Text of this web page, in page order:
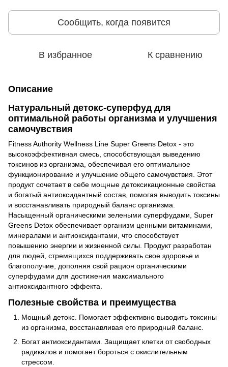
Сообщить, когда появится
В избранное К сравнению
Описание
Натуральный детокс-суперфуд для
оптимальной работы организма и улучшения
самочувствия
Fitness Authority Wellness Line Super Greens Detox - это
высокоэффективная смесь, способствующая выведению
токсинов из организма, обеспечивая его оптимальное
функционирование и улучшение общего самочувствия. Этот
продукт сочетает в себе мощные детоксикационные свойства
и богатый антиоксидантный состав, помогая выводить токсины
и восстанавливать природный баланс организма.
Насыщенный органическими зелеными суперфудами, Super
Greens Detox обеспечивает организм ценными витаминами,
минералами и антиоксидантами, что способствует
повышению энергии и жизненной силы. Продукт разработан
для людей, стремящихся поддерживать свое здоровье и
благополучие, дополняя свой рацион органическими
суперфудами для достижения максимального
антиоксидантного эффекта.
Полезные свойства и преимущества
Мощный детокс. Помогает эффективно выводить токсины
из организма, восстанавливая его природный баланс.
Богат антиоксидантами. Защищает клетки от свободных
радикалов и помогает бороться с окислительным
стрессом.